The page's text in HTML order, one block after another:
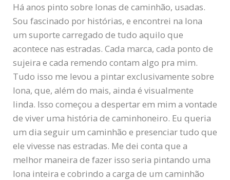
Há anos pinto sobre lonas de caminhão, usadas.
Sou fascinado por histórias, e encontrei na lona
um suporte carregado de tudo aquilo que
acontece nas estradas. Cada marca, cada ponto de
sujeira e cada remendo contam algo pra mim.
Tudo isso me levou a pintar exclusivamente sobre
lona, que, além do mais, ainda é visualmente
linda. Isso começou a despertar em mim a vontade
de viver uma história de caminhoneiro. Eu queria
um dia seguir um caminhão e presenciar tudo que
ele vivesse nas estradas. Me dei conta que a
melhor maneira de fazer isso seria pintando uma
lona inteira e cobrindo a carga de um caminhão